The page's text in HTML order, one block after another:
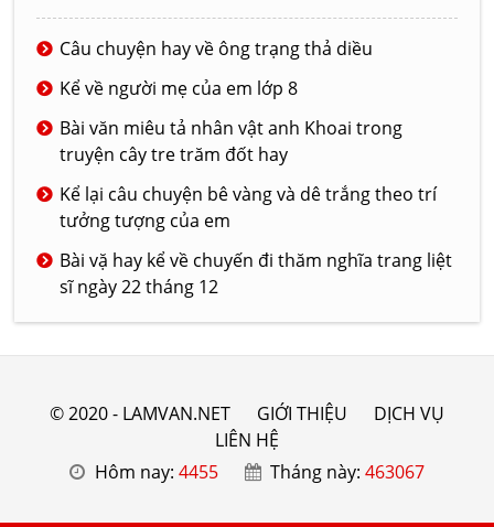
Câu chuyện hay về ông trạng thả diều
Kể về người mẹ của em lớp 8
Bài văn miêu tả nhân vật anh Khoai trong
truyện cây tre trăm đốt hay
Kể lại câu chuyện bê vàng và dê trắng theo trí
tưởng tượng của em
Bài vặ hay kể về chuyến đi thăm nghĩa trang liệt
sĩ ngày 22 tháng 12
© 2020 - LAMVAN.NET GIỚI THIỆU
DỊCH VỤ
LIÊN HỆ
Hôm nay: 4455 Tháng này:463067